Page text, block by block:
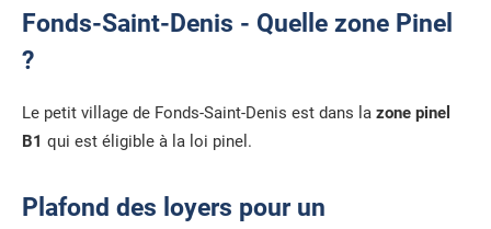
Fonds-Saint-Denis - Quelle zone Pinel
?
Le petit village de Fonds-Saint-Denis est dans la zone pinel
B1 qui est éligible à la loi pinel.
Plafond des loyers pour un